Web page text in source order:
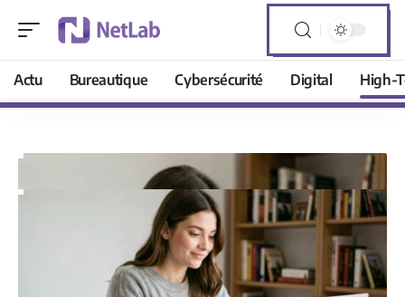
Actu Bureautique Cybersécurité Digital High-